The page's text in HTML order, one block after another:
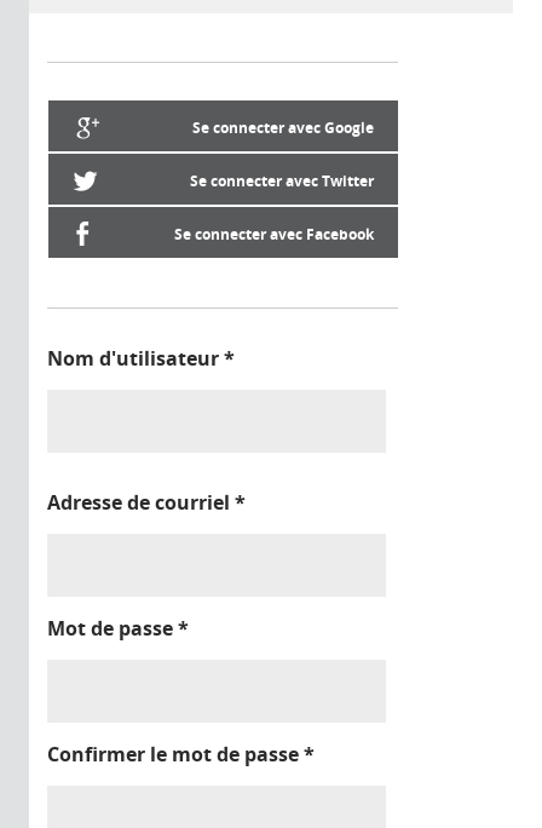
Se connecter avec Google
Se connecter avec Twitter
Se connecter avec Facebook
Nom d'utilisateur*
Adresse de courriel *
Mot de passe*
Confirmer le mot de passe*